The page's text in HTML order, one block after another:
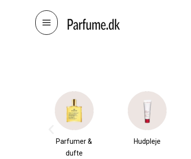
Parfumer &
dufte
Hudpleje